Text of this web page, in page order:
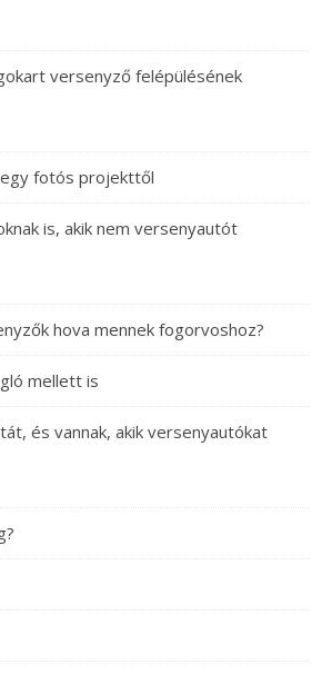
versenyző felépülésének
fotós projekttől
is, akik nem versenyautót
hova mennek fogorvoshoz?
mellett is
és vannak, akik versenyautókat